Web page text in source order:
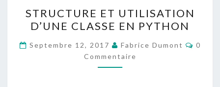
ET
UTILISATION
D’UNE
CLASSE
EN
STRUCTURE ET UTILISATION
D’UNE CLASSE EN PYTHON
Septembre 12, 2017 Fabrice Dumont
0
Commentaire